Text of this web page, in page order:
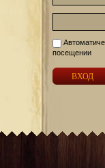
посещении